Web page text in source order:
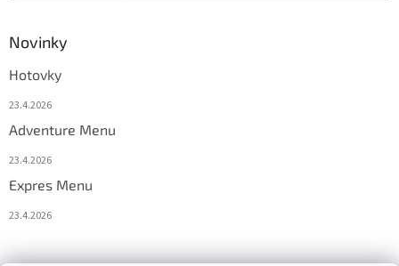
Novinky
Hotovky
23.4.2026
Adventure Menu
23.4.2026
Expres Menu
23.4.2026